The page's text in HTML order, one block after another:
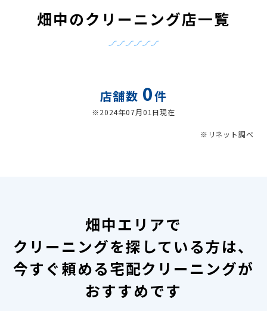
畑中のクリーニング店一覧
店舗数 0件
※2024年07月01日現在
※リネット調べ
畑中エリアで
クリーニングを探している方は、
今すぐ頼める宅配クリーニングが
おすすめです